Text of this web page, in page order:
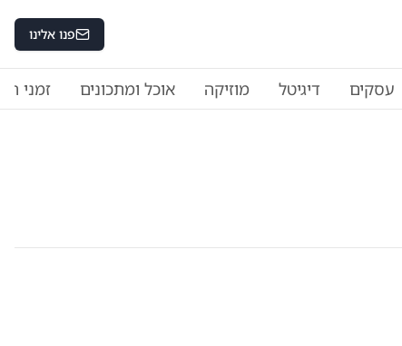
פנו אלינו
עסקים דיגיטל מוזיקה אוכל ומתכונים זמני